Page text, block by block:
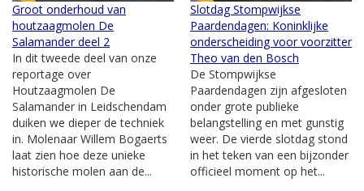
Groot onderhoud van
houtzaagmolen De
Salamander deel 2
In dit tweede deel van onze
reportage over
Houtzaagmolen De
Salamander in Leidschendam
duiken we dieper de techniek
in. Molenaar Willem Bogaerts
laat zien hoe deze unieke
historische molen aan de...
Slotdag Stompwijkse
Paardendagen: Koninklijke
onderscheiding voor voorzitter
Theo van den Bosch
De Stompwijkse
Paardendagen zijn afgesloten
onder grote publieke
belangstelling en met gunstig
weer. De vierde slotdag stond
in het teken van een bijzonder
officieel moment op het...